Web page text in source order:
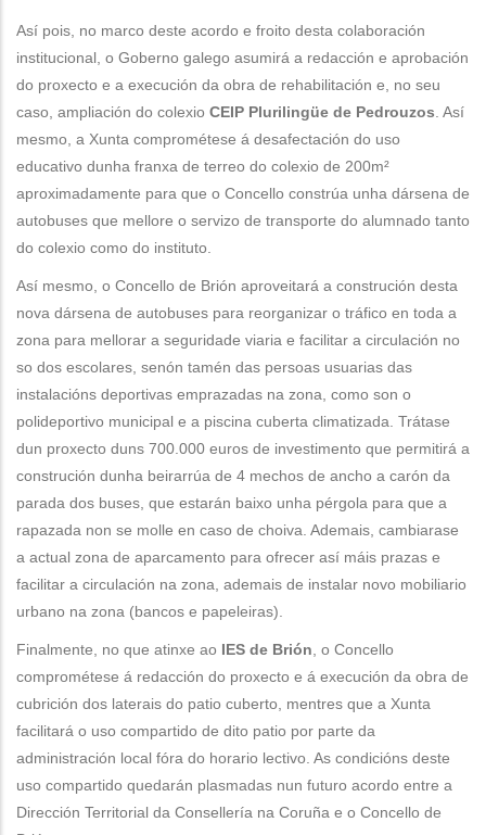
Así pois, no marco deste acordo e froito desta colaboración
institucional, o Goberno galego asumirá a redacción e aprobación
do proxecto e a execución da obra de rehabilitación e, no seu
caso, ampliación do colexio CEIP Plurilingüe de Pedrouzos . Así
mesmo, a Xunta comprométese á desafectación do uso
educativo dunha franxa de terreo do colexio de 200m²
aproximadamente para que o Concello constrúa unha dársena de
autobuses que mellore o servizo de transporte do alumnado tanto
do colexio como do instituto.
Así mesmo, o Concello de Brión aproveitará a construción desta
nova dársena de autobuses para reorganizar o tráfico en toda a
zona para mellorar a seguridade viaria e facilitar a circulación no
so dos escolares, senón tamén das persoas usuarias das
instalacións deportivas emprazadas na zona, como son o
polideportivo municipal e a piscina cuberta climatizada. Trátase
dun proxecto duns 700.000 euros de investimento que permitirá a
construción dunha beirarrúa de 4 mechos de ancho a carón da
parada dos buses, que estarán baixo unha pérgola para que a
rapazada non se molle en caso de choiva. Ademais, cambiarase
a actual zona de aparcamento para ofrecer así máis prazas e
facilitar a circulación na zona, ademais de instalar novo mobiliario
urbano na zona (bancos e papeleiras).
Finalmente, no que atinxe ao IES de Brión , o Concello
comprométese á redacción do proxecto e á execución da obra de
cubrición dos laterais do patio cuberto, mentres que a Xunta
facilitará o uso compartido de dito patio por parte da
administración local fóra do horario lectivo. As condicións deste
uso compartido quedarán plasmadas nun futuro acordo entre a
Dirección Territorial da Consellería na Coruña e o Concello de